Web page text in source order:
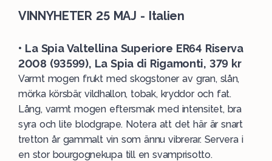
VINNYHETER 25 MAJ - Italien
• La Spia Valtellina Superiore ER64 Riserva
2008 (93599), La Spia di Rigamonti, 379 kr
Varmt mogen frukt med skogstoner av gran, slån,
mörka körsbär, vildhallon, tobak, kryddor och fat.
Lång, varmt mogen eftersmak med intensitet, bra
syra och lite blodgrape. Notera att det här är snart
tretton år gammalt vin som ännu vibrerar. Servera i
en stor bourgognekupa till en svamprisotto.